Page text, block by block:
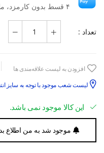
۴ قسط بدون کارمزد، ماهانه ۲٬۵۴۲٬۵۰۰ تومان
تعداد :
افزودن به لیست علاقه‌مندی ها
لیست شعب موجود با توجه به سایز
این کالا موجود نمی باشد.
موجود شد به من اطلاع